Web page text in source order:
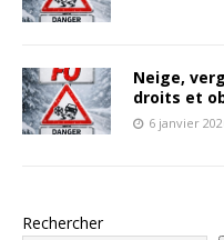
Neige,
droits et
6 janvier
Rechercher